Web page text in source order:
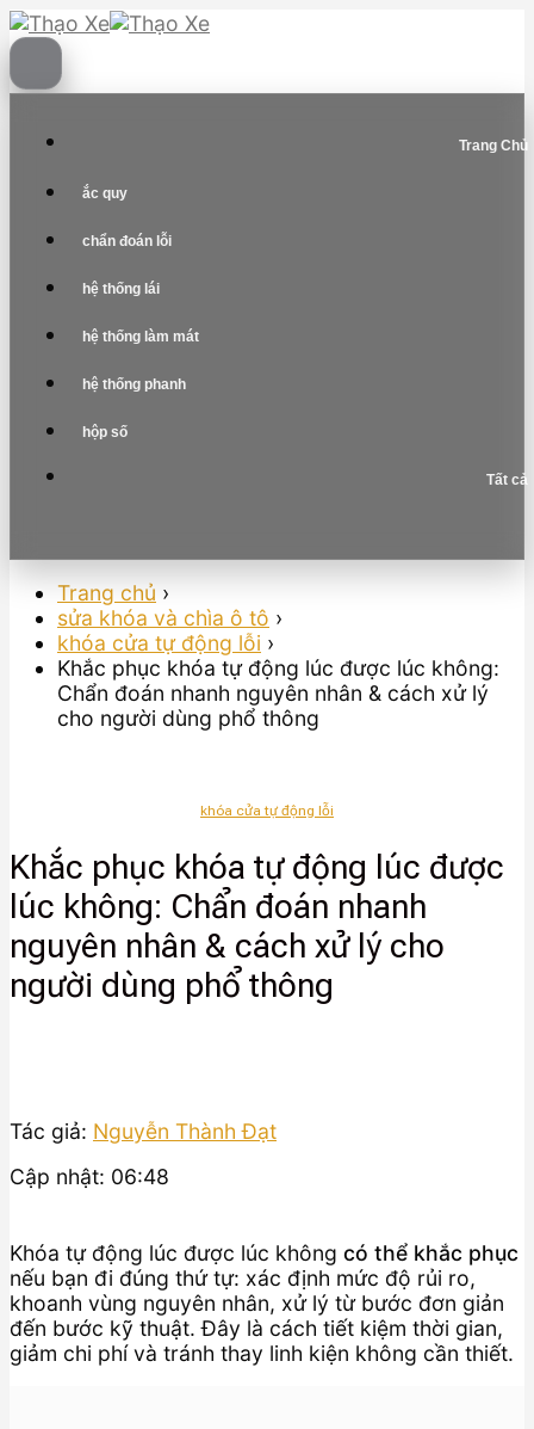
Skip
to
content
Trang Chủ
ắc quy
chẩn đoán lỗi
hệ thống lái
hệ thống làm mát
hệ thống phanh
hộp số
Tất cả
Trang chủ ›
sửa khóa và chìa ô tô ›
khóa cửa tự động lỗi ›
Khắc phục khóa tự động lúc được lúc không:
Chẩn đoán nhanh nguyên nhân & cách xử lý
cho người dùng phổ thông
khóa cửa tự động lỗi
Khắc phục khóa tự động lúc được
lúc không: Chẩn đoán nhanh
nguyên nhân & cách xử lý cho
người dùng phổ thông
Tác giả: Nguyễn Thành Đạt
Cập nhật: 06:48
Khóa tự động lúc được lúc không có thể khắc phục
nếu bạn đi đúng thứ tự: xác định mức độ rủi ro,
khoanh vùng nguyên nhân, xử lý từ bước đơn giản
đến bước kỹ thuật. Đây là cách tiết kiệm thời gian,
giảm chi phí và tránh thay linh kiện không cần thiết.